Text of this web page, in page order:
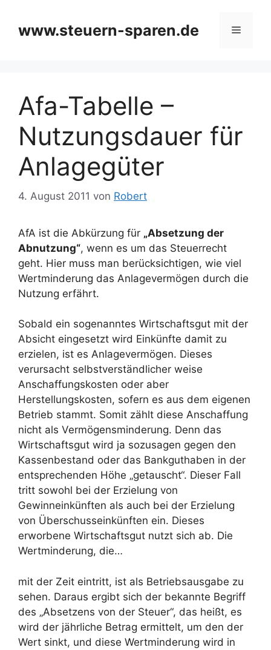
springen
www.steuern-sparen.de Menü
Afa-Tabelle –
Nutzungsdauer für
Anlagegüter
4. August 2011 von Robert
AfA ist die Abkürzung für „Absetzung der
Abnutzung“, wenn es um das Steuerrecht
geht. Hier muss man berücksichtigen, wie viel
Wertminderung das Anlagevermögen durch die
Nutzung erfährt.
Sobald ein sogenanntes Wirtschaftsgut mit der
Absicht eingesetzt wird Einkünfte damit zu
erzielen, ist es Anlagevermögen. Dieses
verursacht selbstverständlicher weise
Anschaffungskosten oder aber
Herstellungskosten, sofern es aus dem eigenen
Betrieb stammt. Somit zählt diese Anschaffung
nicht als Vermögensminderung. Denn das
Wirtschaftsgut wird ja sozusagen gegen den
Kassenbestand oder das Bankguthaben in der
entsprechenden Höhe „getauscht“. Dieser Fall
tritt sowohl bei der Erzielung von
Gewinneinkünften als auch bei der Erzielung
von Überschusseinkünften ein. Dieses
erworbene Wirtschaftsgut nutzt sich ab. Die
Wertminderung, die…
mit der Zeit eintritt, ist als Betriebsausgabe zu
sehen. Daraus ergibt sich der bekannte Begriff
des „Absetzens von der Steuer“, das heißt, es
wird der jährliche Betrag ermittelt, um den der
Wert sinkt, und diese Wertminderung wird in